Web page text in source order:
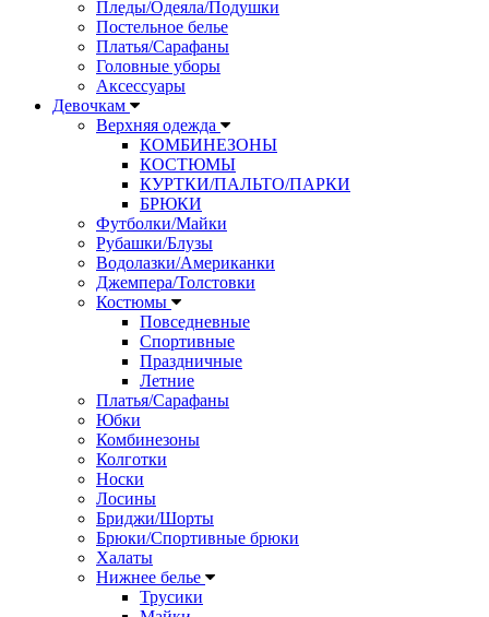
Пледы/Одеяла/Подушки
Постельное белье
Платья/Сарафаны
Головные уборы
Аксессуары
Девочкам
Верхняя одежда
КОМБИНЕЗОНЫ
КОСТЮМЫ
КУРТКИ/ПАЛЬТО/ПАРКИ
БРЮКИ
Футболки/Майки
Рубашки/Блузы
Водолазки/Американки
Джемпера/Толстовки
Костюмы
Повседневные
Спортивные
Праздничные
Летние
Платья/Сарафаны
Юбки
Комбинезоны
Колготки
Носки
Лосины
Бриджи/Шорты
Брюки/Спортивные брюки
Халаты
Нижнее белье
Трусики